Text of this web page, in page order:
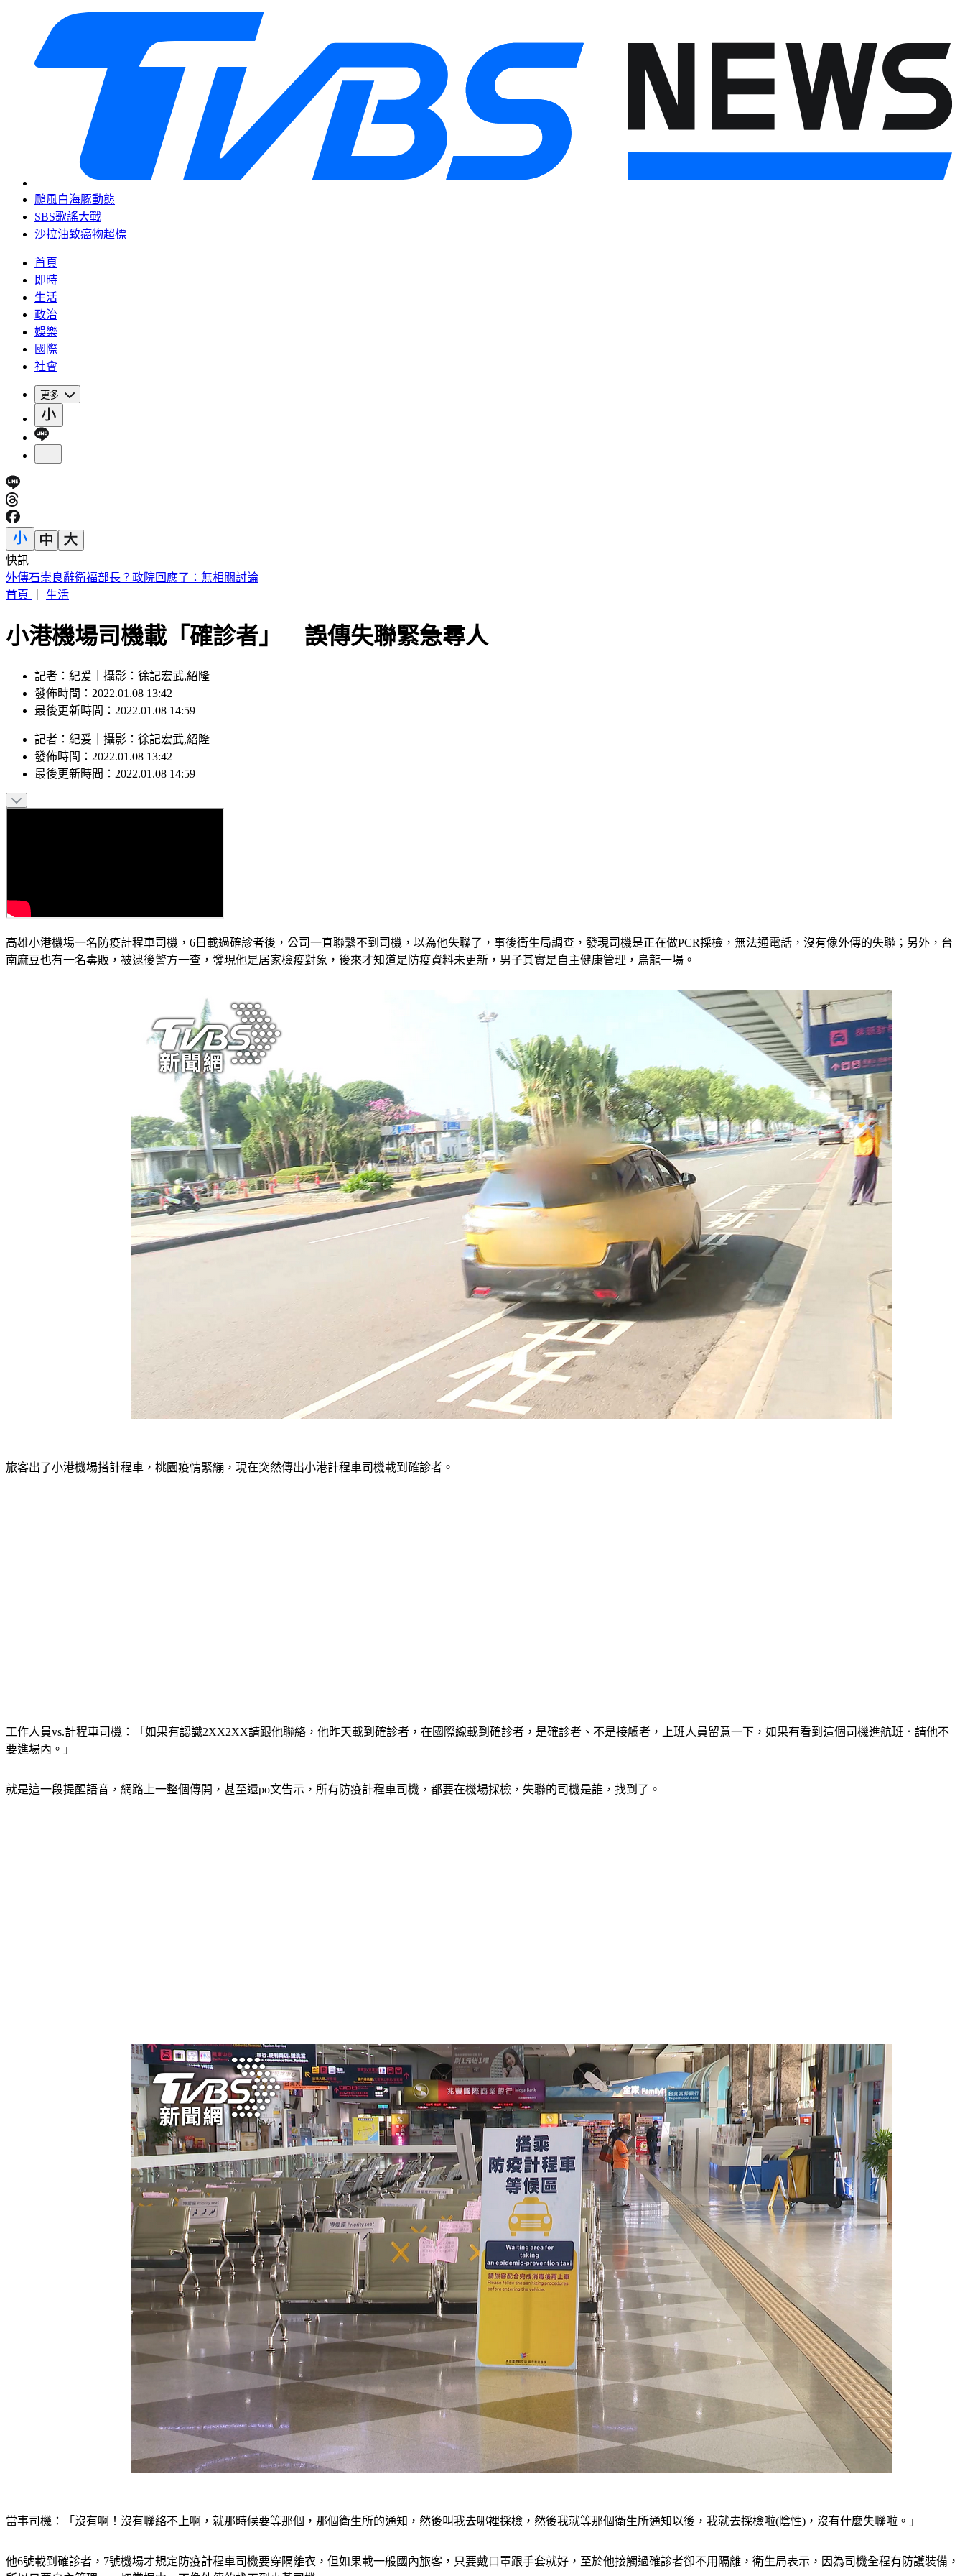
颱風白海豚動態
SBS歌謠大戰
沙拉油致癌物超標
首頁
即時
生活
政治
娛樂
國際
社會
更多
快訊
處置股新制上路！台股6檔10日「關禁閉」 均2分鐘撮合、8/14出關
首頁
生活
小港機場司機載「確診者」 誤傳失聯緊急尋人
記者：紀爰｜攝影：徐記宏武,紹隆
發佈時間：2022.01.08 13:42
最後更新時間：2022.01.08 14:59
記者 ： 紀爰 攝影 ： 徐記宏武,紹隆
發佈時間： 2022.01.08 13:42
最後更新時間： 2022.01.08 14:59
高雄小港機場一名防疫計程車司機，6日載過確診者後，公司一直聯繫不到司機，以為他失聯了，事後衛生局調查，發現司機是正在做PCR採檢，無法通電話，沒有像外傳的失聯；另外，台
南麻豆也有一名毒販，被逮後警方一查，發現他是居家檢疫對象，後來才知道是防疫資料未更新，男子其實是自主健康管理，烏龍一場。
旅客出了小港機場搭計程車，桃園疫情緊繃，現在突然傳出小港計程車司機載到確診者。
工作人員vs.計程車司機：「如果有認識2XX2XX請跟他聯絡，他昨天載到確診者，在國際線載到確診者，是確診者、不是接觸者，上班人員留意一下，如果有看到這個司機進航班．請他不
要進場內。」
就是這一段提醒語音，網路上一整個傳開，甚至還po文告示，所有防疫計程車司機，都要在機場採檢，失聯的司機是誰，找到了。
當事司機：「沒有啊！沒有聯絡不上啊，就那時候要等那個，那個衛生所的通知，然後叫我去哪裡採檢，然後我就等那個衛生所通知以後，我就去採檢啦(陰性)，沒有什麼失聯啦。」
他6號載到確診者，7號機場才規定防疫計程車司機要穿隔離衣，但如果載一般國內旅客，只要戴口罩跟手套就好，至於他接觸過確診者卻不用隔離，衛生局表示，因為司機全程有防護裝備，